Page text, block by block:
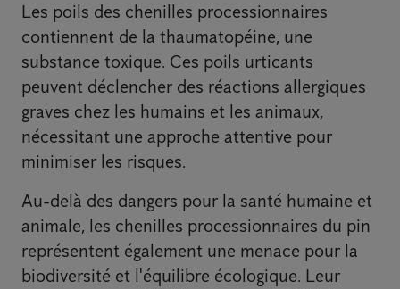
Les poils des chenilles processionnaires
contiennent de la thaumatopéine, une
substance toxique. Ces poils urticants
peuvent déclencher des réactions allergiques
graves chez les humains et les animaux,
nécessitant une approche attentive pour
minimiser les risques.
Au-delà des dangers pour la santé humaine et
animale, les chenilles processionnaires du pin
représentent également une menace pour la
biodiversité et l'équilibre écologique. Leur